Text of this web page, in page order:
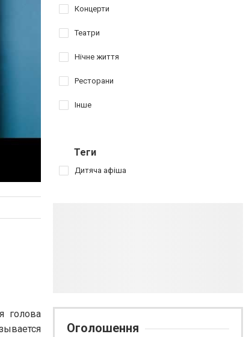
голова
Концерти
Театри
Нічне життя
Ресторани
Інше
Теги
Дитяча афіша
Оголошення